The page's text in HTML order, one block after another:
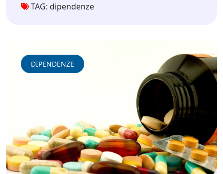
TAG: dipendenze
DIPENDENZE